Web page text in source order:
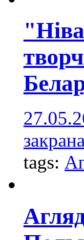
tags: